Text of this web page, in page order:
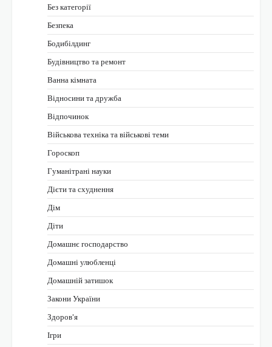
Без категорії
Безпека
Бодибілдинг
Будівництво та ремонт
Ванна кімната
Відносини та дружба
Відпочинок
Військова техніка та військові теми
Гороскоп
Гуманітрані науки
Дієти та схуднення
Дім
Діти
Домашнє господарство
Домашні улюбленці
Домашній затишок
Закони України
Здоров'я
Ігри